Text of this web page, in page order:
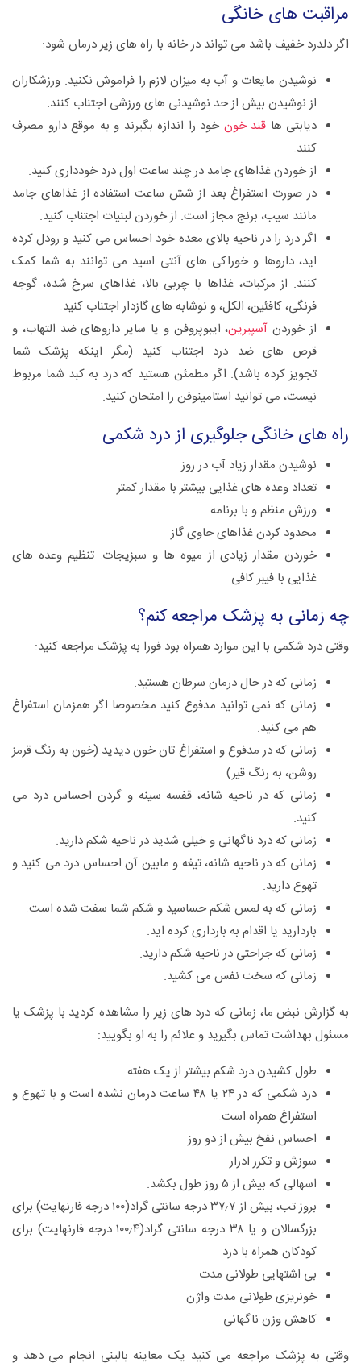
مراقبت های خانگی
اگر دلدرد خفیف باشد می تواند در خانه با راه های زیر درمان شود:
نوشیدن مایعات و آب به میزان لازم را فراموش نکنید. ورزشکاران
از نوشیدن بیش از حد نوشیدنی های ورزشی اجتناب کنند.
دیابتی ها قند خون خود را اندازه بگیرند و به موقع دارو مصرف
کنند.
از خوردن غذاهای جامد در چند ساعت اول درد خودداری کنید.
در صورت استفراغ بعد از شش ساعت استفاده از غذاهای جامد
مانند سیب، برنج مجاز است. از خوردن لبنیات اجتناب کنید.
اگر درد را در ناحیه بالای معده خود احساس می کنید و رودل کرده
اید، داروها و خوراکی های آنتی اسید می توانند به شما کمک
کنند. از مرکبات، غذاها با چربی بالا، غذاهای سرخ شده، گوجه
فرنگی، کافئین، الکل، و نوشابه های گازدار اجتناب کنید.
از خوردن آسپیرین، ایبوپروفن و یا سایر داروهای ضد التهاب، و
قرص های ضد درد اجتناب کنید (مگر اینکه پزشک شما
تجویز کرده باشد). اگر مطمئن هستید که درد به کبد شما مربوط
نیست، می توانید استامینوفن را امتحان کنید.
راه های خانگی جلوگیری از درد شکمی
نوشیدن مقدار زیاد آب در روز
تعداد وعده های غذایی بیشتر با مقدار کمتر
ورزش منظم و با برنامه
محدود کردن غذاهای حاوی گاز
خوردن مقدار زیادی از میوه ها و سبزیجات. تنظیم وعده های
غذایی با فیبر کافی
چه زمانی به پزشک مراجعه کنم؟
وقتی درد شکمی با این موارد همراه بود فورا به پزشک مراجعه کنید:
زمانی که در حال درمان سرطان هستید.
زمانی که نمی توانید مدفوع کنید مخصوصا اگر همزمان استفراغ
هم می کنید.
زمانی که در مدفوع و استفراغ تان خون دیدید.(خون به رنگ قرمز
روشن، به رنگ قیر)
زمانی که در ناحیه شانه، قفسه سینه و گردن احساس درد می
کنید.
زمانی که درد ناگهانی و خیلی شدید در ناحیه شکم دارید.
زمانی که در ناحیه شانه، تیغه و مابین آن احساس درد می کنید و
تهوع دارید.
زمانی که به لمس شکم حساسید و شکم شما سفت شده است.
باردارید یا اقدام به بارداری کرده اید.
زمانی که جراحتی در ناحیه شکم دارید.
زمانی که سخت نفس می کشید.
به گزارش نبض ما، زمانی که درد های زیر را مشاهده کردید با پزشک یا
مسئول بهداشت تماس بگیرید و علائم را به او بگویید:
طول کشیدن درد شکم بیشتر از یک هفته
درد شکمی که در ۲۴ یا ۴۸ ساعت درمان نشده است و با تهوع و
استفراغ همراه است.
احساس نفخ بیش از دو روز
سوزش و تکرر ادرار
اسهالی که بیش از ۵ روز طول بکشد.
بروز تب، بیش از ۳۷٫۷ درجه سانتی گراد(۱۰۰ درجه فارنهایت) برای
بزرگسالان و یا ۳۸ درجه سانتی گراد(۱۰۰٫۴ درجه فارنهایت) برای
کودکان همراه با درد
بی اشتهایی طولانی مدت
خونریزی طولانی مدت واژن
کاهش وزن ناگهانی
وقتی به پزشک مراجعه می کنید یک معاینه بالینی انجام می دهد و